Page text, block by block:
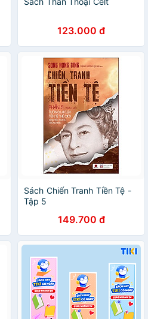
123.000 đ
Sách Chiến Tranh Tiền Tệ -
Tập 5
149.700 đ